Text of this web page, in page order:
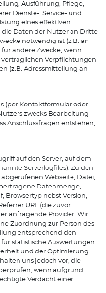
Ausführung, Pflege,
Dienste-, Service- und
eines effektiven
Daten der Nutzer an Dritte
notwendig ist (z.B. an
andere Zwecke, wenn
Verpflichtungen
(z.B. Adressmitteilung an
(per Kontaktformular oder
zwecks Bearbeitung
Anschlussfragen entstehen,
auf den Server, auf dem
Serverlogfiles). Zu den
Webseite, Datei,
Datenmenge,
Browsertyp nebst Version,
URL (die zuvor
anfragende Provider. Wir
Zuordnung zur Person des
entsprechend den
statistische Auswertungen
und der Optimierung
uns jedoch vor, die
wenn aufgrund
Verdacht einer